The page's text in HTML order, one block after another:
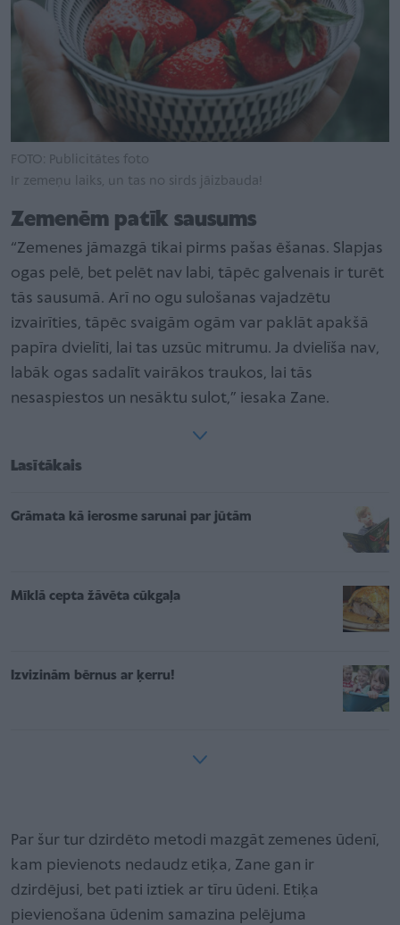
FOTO: Publicitātes foto
Ir zemeņu laiks, un tas no sirds jāizbauda!
Zemenēm patīk sausums
“Zemenes jāmazgā tikai pirms pašas ēšanas. Slapjas
ogas pelē, bet pelēt nav labi, tāpēc galvenais ir turēt
tās sausumā. Arī no ogu sulošanas vajadzētu
izvairīties, tāpēc svaigām ogām var paklāt apakšā
papīra dvielīti, lai tas uzsūc mitrumu. Ja dvielīša nav,
labāk ogas sadalīt vairākos traukos, lai tās
nesaspiestos un nesāktu sulot,” iesaka Zane.
Lasītākais
Grāmata kā ierosme sarunai par jūtām
Mīklā cepta žāvēta cūkgaļa
Izvizinām bērnus ar ķerru!
Par šur tur dzirdēto metodi mazgāt zemenes ūdenī,
kam pievienots nedaudz etiķa, Zane gan ir
dzirdējusi, bet pati iztiek ar tīru ūdeni. Etiķa
pievienošana ūdenim samazina pelējuma